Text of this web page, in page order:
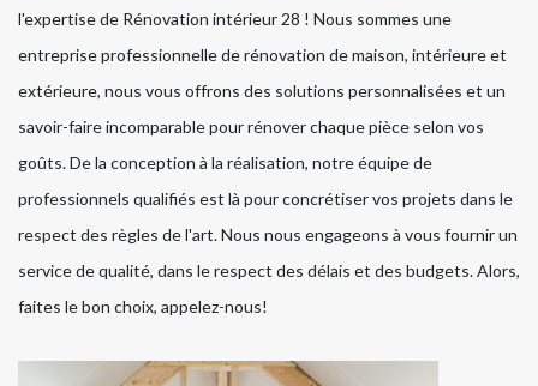
l'expertise de Rénovation intérieur 28 ! Nous sommes une
entreprise professionnelle de rénovation de maison, intérieure et
extérieure, nous vous offrons des solutions personnalisées et un
savoir-faire incomparable pour rénover chaque pièce selon vos
goûts. De la conception à la réalisation, notre équipe de
professionnels qualifiés est là pour concrétiser vos projets dans le
respect des règles de l'art. Nous nous engageons à vous fournir un
service de qualité, dans le respect des délais et des budgets. Alors,
faites le bon choix, appelez-nous!